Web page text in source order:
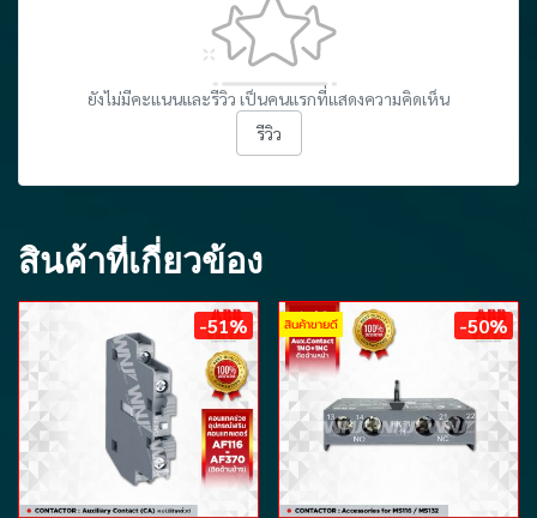
ยังไม่มีคะแนนและรีวิว เป็นคนแรกที่แสดงความคิดเห็น
รีวิว
สินค้าที่เกี่ยวข้อง
-51% สินค้าขายดี -50%